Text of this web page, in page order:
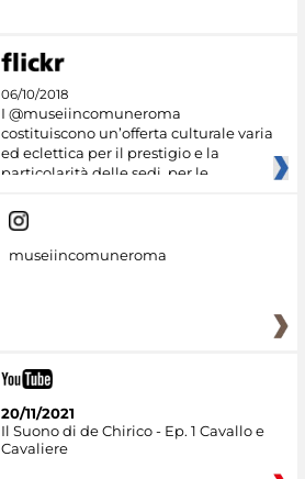
06/10/2018
I @museiincomuneroma
costituiscono un’offerta culturale varia
ed eclettica per il prestigio e la
particolarità delle sedi, per le
museiincomuneroma
20/11/2021
Il Suono di de Chirico - Ep. 1 Cavallo e
Cavaliere